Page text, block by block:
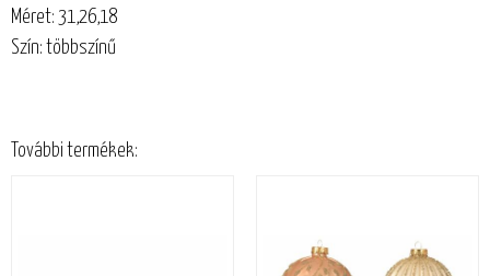
Méret: 31,26,18
Szín: többszínű
További termékek: